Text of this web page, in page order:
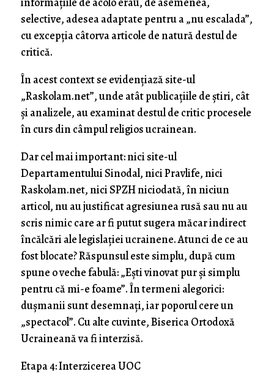
selective, adesea adaptate pentru a „nu escalada”,
cu excepția câtorva articole de natură destul de
critică.
În acest context se evidențiază site-ul
„Raskolam.net”, unde atât publicațiile de știri, cât
și analizele, au examinat destul de critic procesele
în curs din câmpul religios ucrainean.
Dar cel mai important: nici site-ul
Departamentului Sinodal, nici Pravlife, nici
Raskolam.net, nici SPZH niciodată, în niciun
articol, nu au justificat agresiunea rusă sau nu au
scris nimic care ar fi putut sugera măcar indirect
încălcări ale legislației ucrainene. Atunci de ce au
fost blocate? Răspunsul este simplu, după cum
spune o veche fabulă: „Ești vinovat pur şi simplu
pentru că mi-e foame”. În termeni alegorici:
dușmanii sunt desemnați, iar poporul cere un
„spectacol”. Cu alte cuvinte, Biserica Ortodoxă
Ucraineană va fi interzisă.
Etapa 4: Interzicerea UOC